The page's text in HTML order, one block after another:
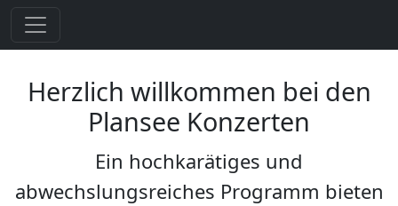
Herzlich willkommen bei den
Plansee Konzerten
Ein hochkarätiges und
abwechslungsreiches Programm bieten